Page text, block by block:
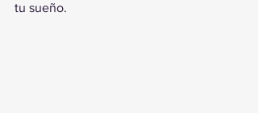
tu sueño.